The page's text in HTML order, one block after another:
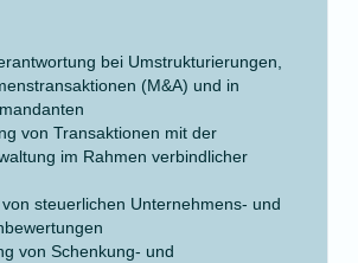
bei Umstrukturierungen,
(M&A) und in
von Transaktionen mit der
im Rahmen verbindlicher
steuerlichen Unternehmens- und
von Schenkung- und